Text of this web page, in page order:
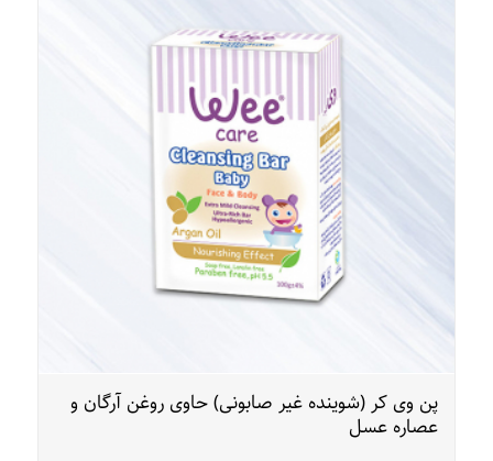
پن وی کر (شوینده غیر صابونی) حاوی روغن آرگان و
عصاره عسل